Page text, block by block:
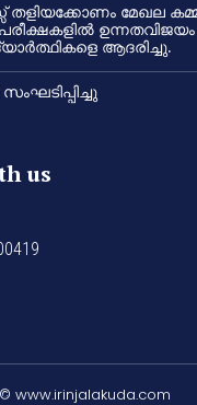
മേഖല
ഉന്നതവിജയം
ആദരിച്ചു.
us
© www.irinjalakuda.com